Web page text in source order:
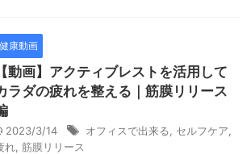
健康動画
【動画】アクティブレストを活用して
ラダの疲れを整える｜筋膜リリース
2023/3/14 オフィスで出来る セルフケア
れ 筋膜リリース